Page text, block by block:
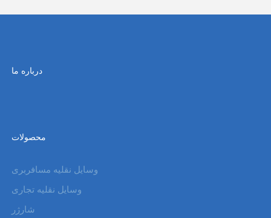
درباره ما
محصولات
وسایل نقلیه مسافربری
وسایل نقلیه تجاری
شارژر